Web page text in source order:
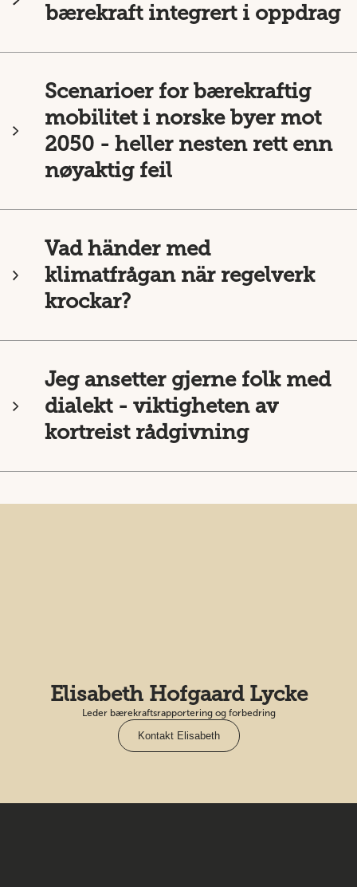
bærekraft integrert i oppdrag
Scenarioer for bærekraftig
mobilitet i norske byer mot
2050 - heller nesten rett enn
nøyaktig feil
Vad händer med
klimatfrågan när regelverk
krockar?
Jeg ansetter gjerne folk med
dialekt - viktigheten av
kortreist rådgivning
Elisabeth Hofgaard Lycke
Leder bærekraftsrapportering og forbedring
Kontakt Elisabeth